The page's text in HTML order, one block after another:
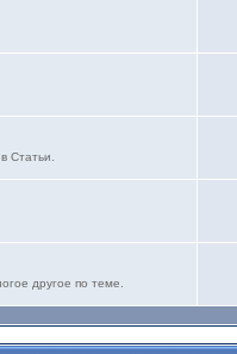
Статьи.
другое по теме.